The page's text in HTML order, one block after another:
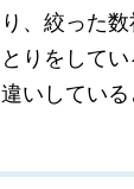
、絞った
りをして
いしている